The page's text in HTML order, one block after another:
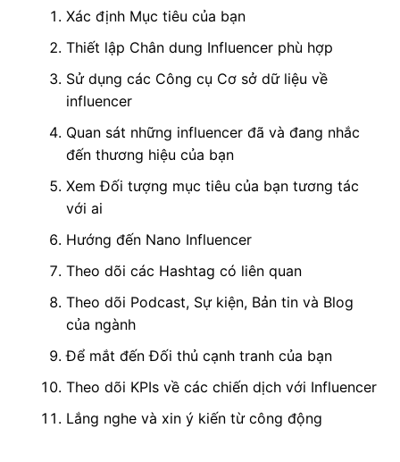
Xác định Mục tiêu của bạn
Thiết lập Chân dung Influencer phù hợp
Sử dụng các Công cụ Cơ sở dữ liệu về
influencer
Quan sát những influencer đã và đang nhắc
đến thương hiệu của bạn
Xem Đối tượng mục tiêu của bạn tương tác
với ai
Hướng đến Nano Influencer
Theo dõi các Hashtag có liên quan
Theo dõi Podcast, Sự kiện, Bản tin và Blog
của ngành
Để mắt đến Đối thủ cạnh tranh của bạn
Theo dõi KPIs về các chiến dịch với Influencer
Lắng nghe và xin ý kiến từ công động